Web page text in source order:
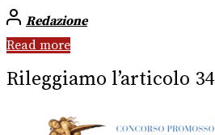
Redazione
Read more
Rileggiamo l’articolo 34